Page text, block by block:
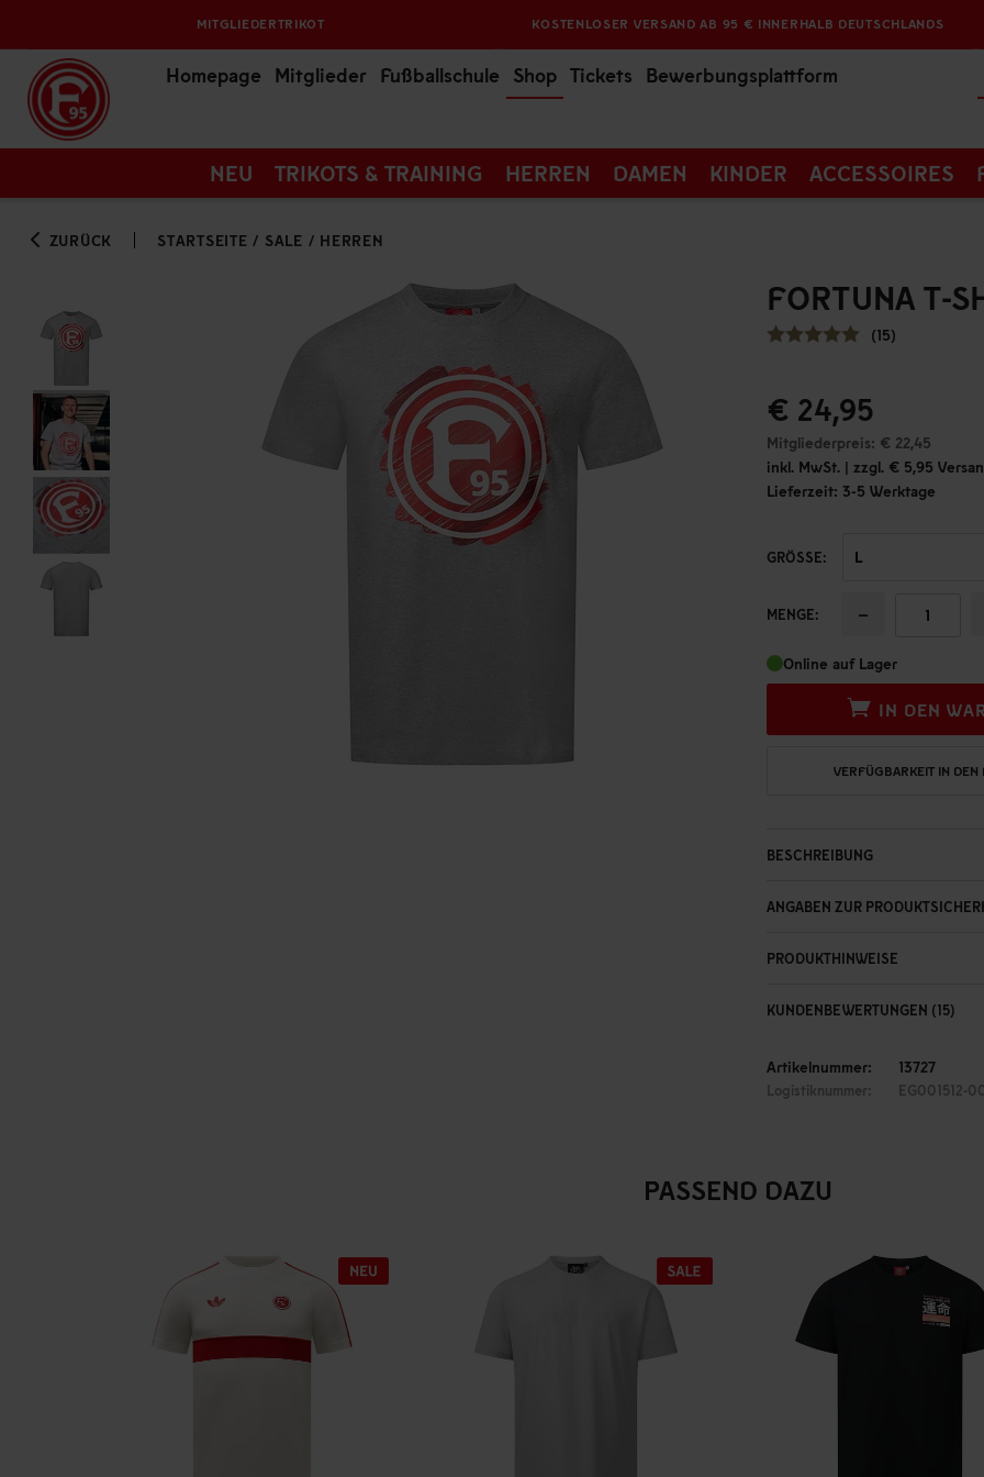
MITGLIEDERTRIKOT KOSTENLOSER VERSAND AB 95 € INNERHALB DEUTSCHLANDS
Homepage Mitglieder Fußballschule Shop Tickets Bewerbungsplattform
NEU TRIKOTS & TRAINING HERREN DAMEN KINDER ACCESSOIRES
ZURÜCK STARTSEITE / SALE / HERREN
FORTUNA T-
(15)
€ 24,95
Mitgliederpreis: € 22,45
inkl. MwSt. | zzgl. € 5,95
Lieferzeit: 3-5 Werktage
GRÖSSE:
MENGE: −
Online auf Lager
IN DEN
VERFÜGBARKEIT IN
BESCHREIBUNG
ANGABEN ZUR
PRODUKTHINWEISE
KUNDENBEWERTUNGEN (15)
Artikelnummer: 13727
Logistiknummer: EG001512-
PASSEND DAZU